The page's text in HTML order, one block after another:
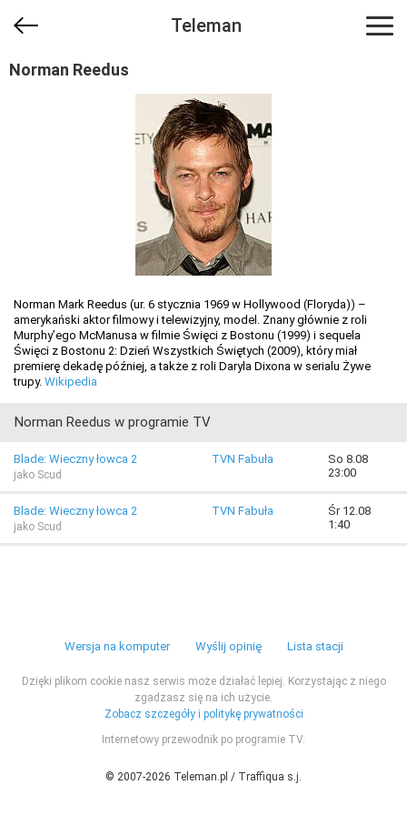
Teleman
Norman Reedus
Norman Mark Reedus (ur. 6 stycznia 1969 w Hollywood (Floryda)) –
amerykański aktor filmowy i telewizyjny, model. Znany głównie z roli
Murphy’ego McManusa w filmie Święci z Bostonu (1999) i sequela
Święci z Bostonu 2: Dzień Wszystkich Świętych (2009), który miał
premierę dekadę później, a także z roli Daryla Dixona w serialu Żywe
trupy. Wikipedia
Norman Reedus w programie TV
Blade: Wieczny łowca 2
jako Scud
TVN Fabuła
So 8.08
23:00
Blade: Wieczny łowca 2
jako Scud
TVN Fabuła
Śr 12.08
1:40
Wersja na komputer Wyślij opinię Lista stacji
Dzięki plikom cookie nasz serwis może działać lepiej. Korzystając z niego
zgadzasz się na ich użycie.
Zobacz szczegóły i politykę prywatności
Internetowy przewodnik po programie TV.
© 2007-2026 Teleman.pl / Traffiqua s.j.